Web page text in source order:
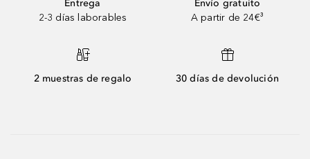
Entrega
2-3 días laborables
Envío gratuito
A partir de 24€³
2 muestras de regalo 30 días de devolución